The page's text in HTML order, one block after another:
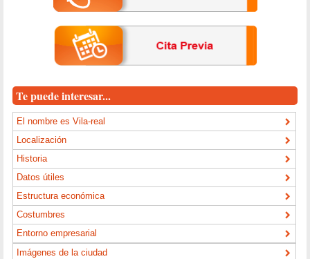
Te puede interesar...
El nombre es Vila-real
Localización
Historia
Datos útiles
Estructura económica
Costumbres
Entorno empresarial
Imágenes de la ciudad